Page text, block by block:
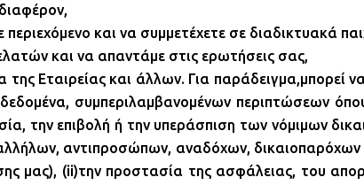
και να συμμετέχετε σε διαδικτυακά
και να απαντάμε στις ερωτήσεις σας,
Εταιρείας και άλλων. Για παράδειγμα,μπορεί
συμπεριλαμβανομένων περιπτώσεων
την επιβολή ή την υπεράσπιση των νόμιμων
αντιπροσώπων, αναδόχων,
μας), (ii)την προστασία της ασφάλειας, του